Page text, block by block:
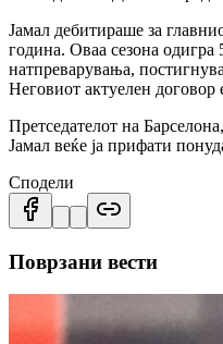
Јамал дебитираше за
година. Оваа сезона одигра
натпреварувања,
Неговиот актуелен договор
Претседателот на
Јамал веќе ја прифати
Сподели